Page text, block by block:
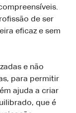
de ser
eficaz e sem
e não
para permitir
ajuda a criar
que é